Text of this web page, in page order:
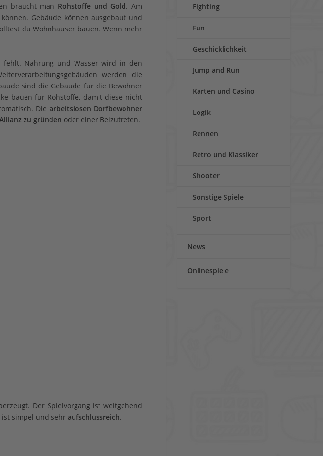
braucht man Rohstoffe und Gold. Am
Gebäude können ausgebaut und
du Wohnhäuser bauen. Wenn mehr
fehlt. Nahrung und Wasser wird in den
werden die
sind die Gebäude für die Bewohner
bauen für Rohstoffe, damit diese nicht
Die arbeitslosen Dorfbewohner
Allianz zu gründen oder einer Beizutreten.
Der Spielvorgang ist weitgehend
ist simpel und sehr aufschlussreich.
Fighting
Fun
Geschicklichkeit
Jump and Run
Karten und Casino
Logik
Rennen
Retro und Klassiker
Shooter
Sonstige Spiele
Sport
News
Onlinespiele